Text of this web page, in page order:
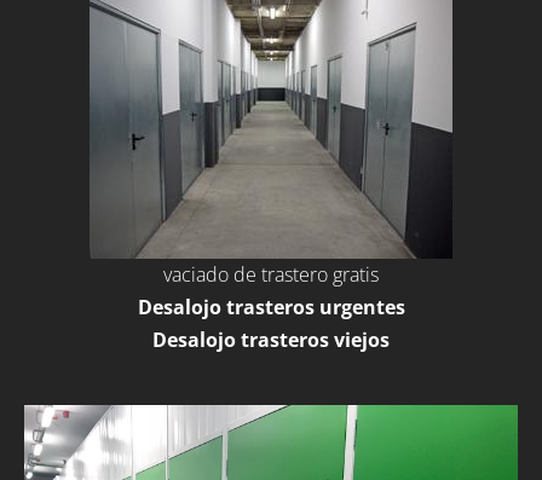
vaciado de trastero gratis
Desalojo trasteros urgentes
Desalojo trasteros viejos